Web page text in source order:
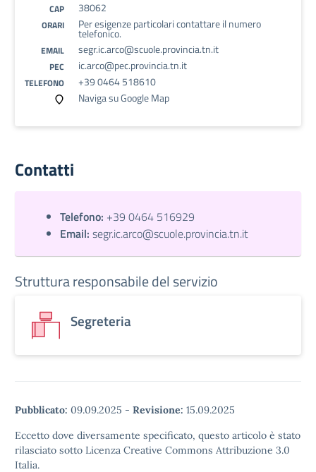
CAP 38062
ORARI Per esigenze particolari contattare il numero
telefonico.
EMAIL segr.ic.arco@scuole.provincia.tn.it
PEC ic.arco@pec.provincia.tn.it
TELEFONO
+39 0464 518610
Naviga su Google Map
Contatti
Telefono: +39 0464 516929
Email: segr.ic.arco@scuole.provincia.tn.it
Struttura responsabile del servizio
Segreteria
Pubblicato: 09.09.2025 - Revisione: 15.09.2025
Eccetto dove diversamente specificato, questo articolo è stato
rilasciato sotto Licenza Creative Commons Attribuzione 3.0
Italia.